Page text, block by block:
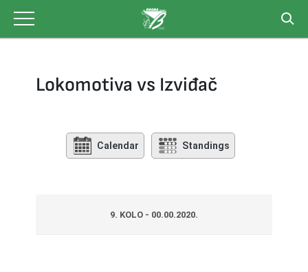
content
Lokomotiva vs Izviđač
Calendar Standings
9. KOLO - 00.00.2020.